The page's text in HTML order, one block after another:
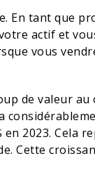
En tant que
actif et
vous
de valeur au
2023. Cela
Cette